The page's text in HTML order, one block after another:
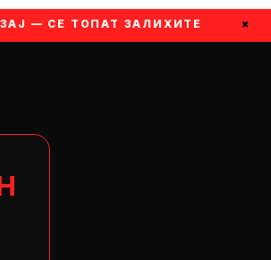
— СЕ ТОПАТ ЗАЛИХИТЕ ×